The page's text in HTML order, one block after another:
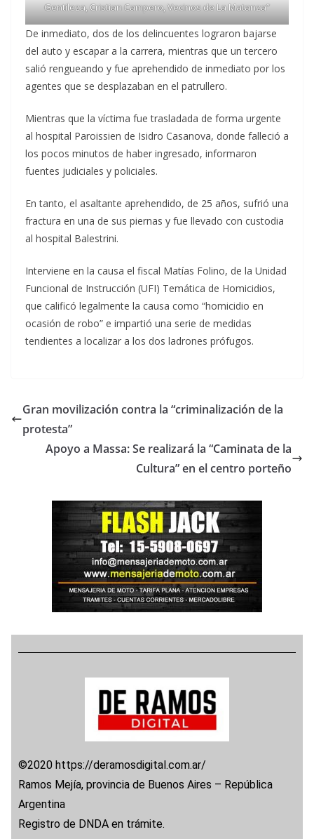
Gentileza, Cristian Campero, Vecinos de La Matanza”
De inmediato, dos de los delincuentes lograron bajarse
del auto y escapar a la carrera, mientras que un tercero
salió rengueando y fue aprehendido de inmediato por los
agentes que se desplazaban en el patrullero.
Mientras que la víctima fue trasladada de forma urgente
al hospital Paroissien de Isidro Casanova, donde falleció a
los pocos minutos de haber ingresado, informaron
fuentes judiciales y policiales.
En tanto, el asaltante aprehendido, de 25 años, sufrió una
fractura en una de sus piernas y fue llevado con custodia
al hospital Balestrini.
Interviene en la causa el fiscal Matías Folino, de la Unidad
Funcional de Instrucción (UFI) Temática de Homicidios,
que calificó legalmente la causa como “homicidio en
ocasión de robo” e impartió una serie de medidas
tendientes a localizar a los dos ladrones prófugos.
Gran movilización contra la “criminalización de la
protesta”
Apoyo a Massa: Se realizará la “Caminata de la
Cultura” en el centro porteño
©2020 https://deramosdigital.com.ar/
Ramos Mejía, provincia de Buenos Aires – República
Argentina
Registro de DNDA en trámite.